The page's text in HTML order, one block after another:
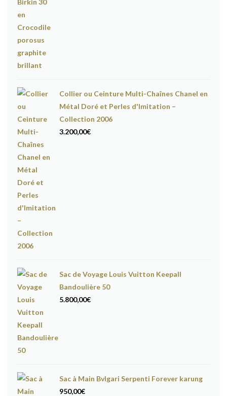
Collier ou Ceinture Multi-Chaînes Chanel en
Métal Doré et Perles d'Imitation –
Collection 2006
3.200,00€
Sac de Voyage Louis Vuitton Keepall
Bandoulière 50
5.800,00€
Sac à Main Bvlgari Serpenti Forever karung
950,00€